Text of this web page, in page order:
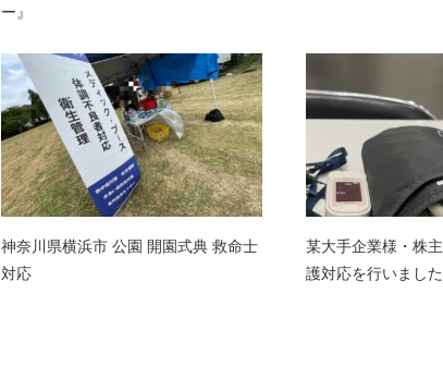
ー』
神奈川県横浜市 公園 開園式典 救命士
対応
某大手企業様・株
護対応を行いました